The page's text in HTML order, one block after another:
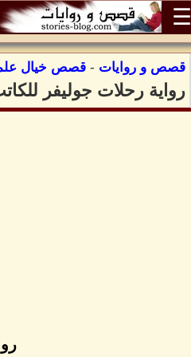
☰
قصص و روايات - قصص خيال
رواية رحلات جوليفر